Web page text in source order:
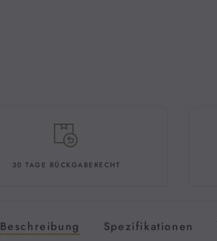
30 TAGE RÜCKGABERECHT
Beschreibung Spezifikationen